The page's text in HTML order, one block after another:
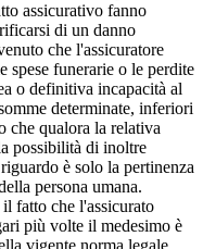
assicurativo fanno
di un danno
che l'assicuratore
spese funerarie o le perdite
o definitiva incapacità al
determinate, inferiori
che qualora la relativa
possibilità di inoltre
è solo la pertinenza
persona umana.
fatto che l'assicurato
più volte il medesimo è
vigente norma legale